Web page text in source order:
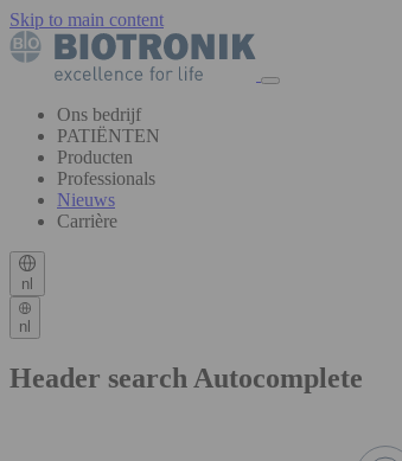
Skip to main content
Ons bedrijf
PATIËNTEN
Producten
Professionals
Nieuws
Carrière
nl
nl
Header search Autocomplete